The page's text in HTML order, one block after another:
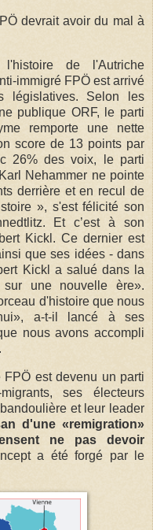
devrait avoir du mal à
de l'Autriche
immigré FPÖ est arrivé
législatives. Selon les
publique ORF, le parti
remporte une nette
score de 13 points par
26% des voix, le parti
Nehammer ne pointe
derrière et en recul de
», s'est félicité son
Et c’est à son
Kickl. Ce dernier est
que ses idées - dans
Kickl a salué dans la
sur une nouvelle ère».
d'histoire que nous
a-t-il lancé à ses
nous avons accompli
est devenu un parti
ses électeurs
et leur leader
d'une «remigration»
ne pas devoir
a été forgé par le